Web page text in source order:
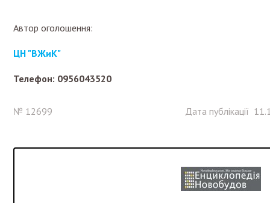
Автор оголошення:
ЦН "ВЖиК"
Телефон: 0956043520
№ 12699 Дата публікації